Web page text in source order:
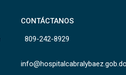
CONTÁCTANOS
809-242-8929